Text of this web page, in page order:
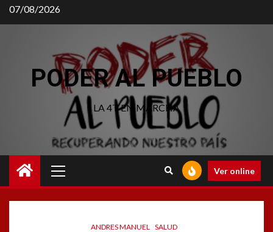
07/08/2026
PODER AL PUEBLO
LA 4T EN MARCHA
Ver online
ANDRES MANUEL SALUD